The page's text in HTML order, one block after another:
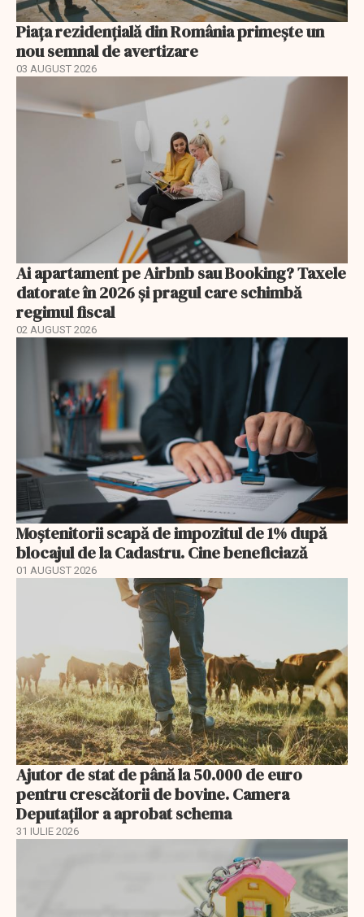
Piața rezidențială din România primește un
nou semnal de avertizare
03 AUGUST 2026
Ai apartament pe Airbnb sau Booking? Taxele
datorate în 2026 și pragul care schimbă
regimul fiscal
02 AUGUST 2026
Moștenitorii scapă de impozitul de 1% după
blocajul de la Cadastru. Cine beneficiază
01 AUGUST 2026
Ajutor de stat de până la 50.000 de euro
pentru crescătorii de bovine. Camera
Deputaților a aprobat schema
31 IULIE 2026